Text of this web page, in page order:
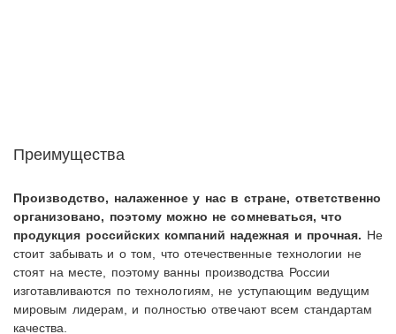
Преимущества
Производство, налаженное у нас в стране, ответственно
организовано, поэтому можно не сомневаться, что
продукция российских компаний надежная и прочная. Не
стоит забывать и о том, что отечественные технологии не
стоят на месте, поэтому ванны производства России
изготавливаются по технологиям, не уступающим ведущим
мировым лидерам, и полностью отвечают всем стандартам
качества.